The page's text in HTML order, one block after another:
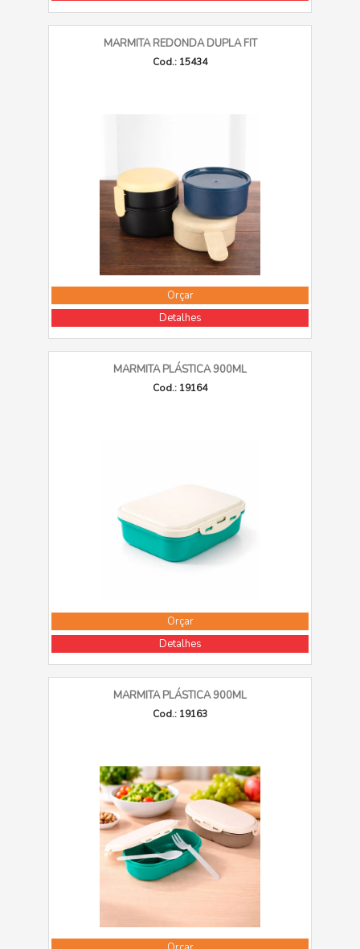
MARMITA REDONDA DUPLA FIT
Cod.: 15434
Orçar
Detalhes
MARMITA PLÁSTICA 900ML
Cod.: 19164
Orçar
Detalhes
MARMITA PLÁSTICA 900ML
Cod.: 19163